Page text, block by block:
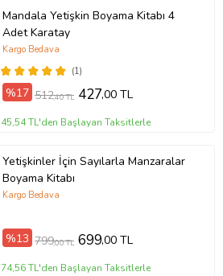
Mandala Yetişkin Boyama Kitabı 4
Adet Karatay
(1)
Kargo Bedava
%17 512,40 TL 427,00 TL
45,54 TL'den Başlayan Taksitlerle
Yetişkinler İçin Sayılarla Manzaralar
Boyama Kitabı
Kargo Bedava
%13 799,00 TL 699,00 TL
74,56 TL'den Başlayan Taksitlerle